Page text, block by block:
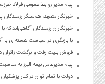
پیام مدیر روابط عمومی فولاد
خبرنگار متعهد، هم‌سنگر
خبرنگاران رزمندگان آگاهی‌اند
با بازنگری در سیاست هسته‌ای با
فروش بلیت رفت و برگشت زائران
پیام مدیرعامل بیمه البرز به
دولت با تمام توان در کنار